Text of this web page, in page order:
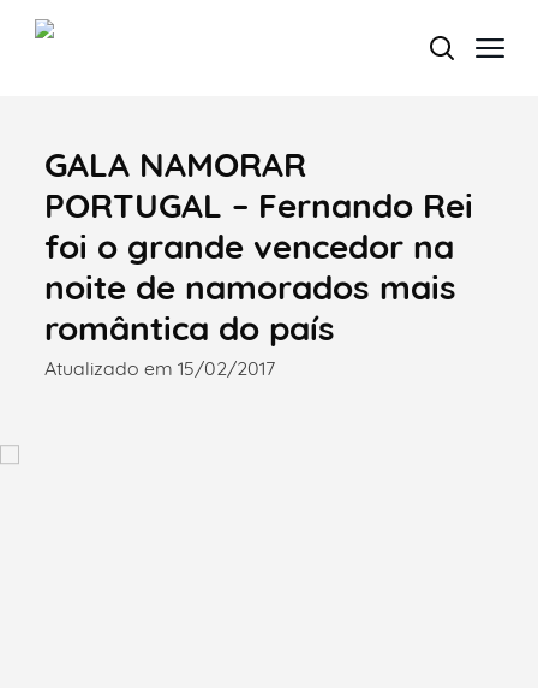
Termo de Pesquisa
Categorias gerais
GALA NAMORAR
PORTUGAL – Fernando Rei
foi o grande vencedor na
noite de namorados mais
romântica do país
Atualizado em 15/02/2017